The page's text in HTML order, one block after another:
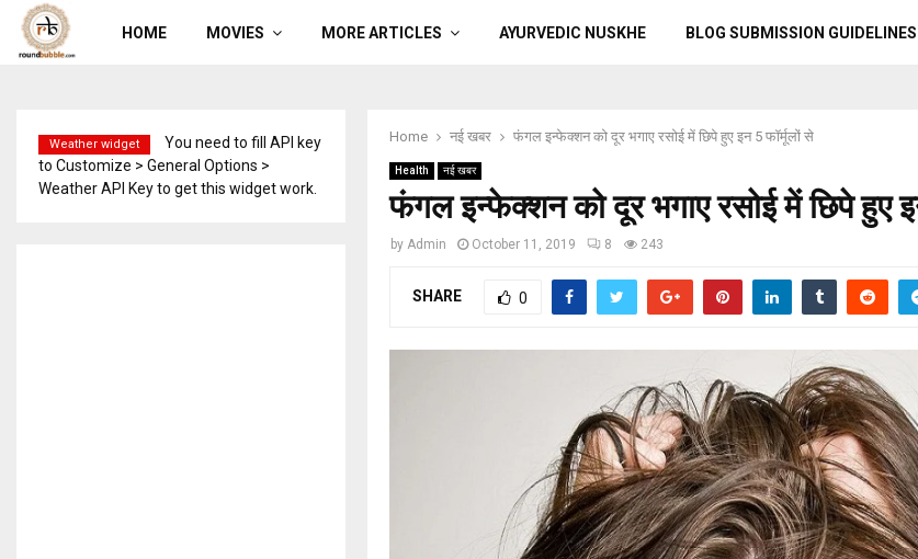
HOME MOVIES MORE ARTICLES AYURVEDIC NUSKHE BLOG SUBMISSION GUIDELINES
Home नई खबर फंगल इन्फेक्शन को दूर भगाए रसोई में छिपे हुए इन 5 फॉर्मूलों से
Health नई खबर
फंगल इन्फेक्शन को दूर भगाए रसोई में छिपे हुए
by Admin October 11, 2019 8 243
SHARE 0
Weather widget
You need to fill API key
to Customize > General Options >
Weather API Key to get this widget work.